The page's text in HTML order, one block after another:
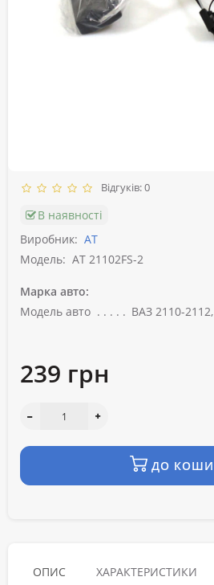
Відгуків: 0
В наявності
Виробник: АТ
Модель: AT 21102FS-2
Марка авто:
Модель авто
ВАЗ 2110-
239 грн
ДО
ОПИС ХАРАКТЕРИСТИКИ